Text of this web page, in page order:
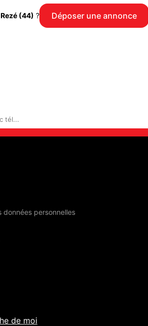
Rezé (44) ? Déposer une annonce
tél...
personnelles
de moi